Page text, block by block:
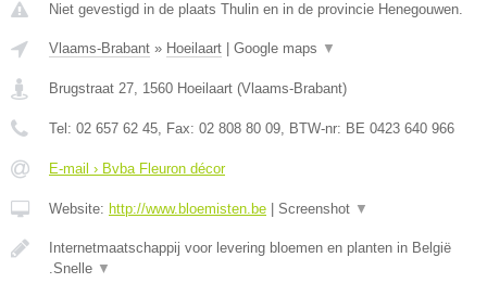
Niet gevestigd in de plaats Thulin en in de provincie Henegouwen.
Vlaams-Brabant » Hoeilaart Google maps ▼
Brugstraat 27, 1560 Hoeilaart (Vlaams-Brabant)
Tel: 02 657 62 45, Fax: 02 808 80 09, BTW-nr: BE 0423 640 966
E-mail › Bvba Fleuron décor
Website: http://www.bloemisten.be Screenshot ▼
Internetmaatschappij voor levering bloemen en planten in België
.Snelle ▼